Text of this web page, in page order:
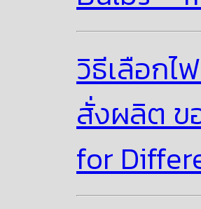
วิธีเลือกไ
สั่งผลิต ข
for